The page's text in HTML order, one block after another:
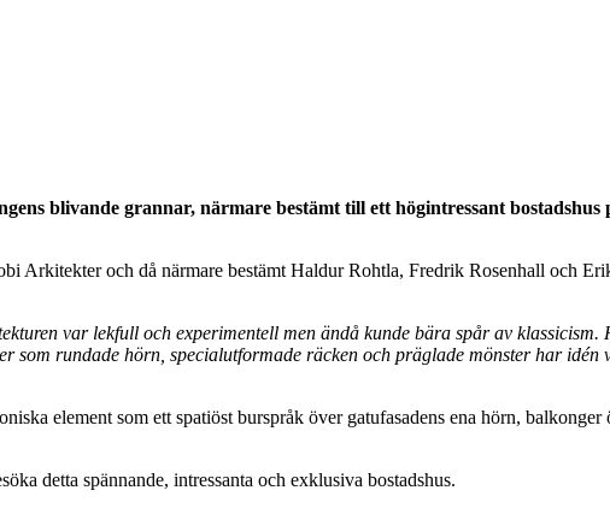
blivande grannar, närmare bestämt till ett högintressant bostadshus
och då närmare bestämt Haldur Rohtla, Fredrik Rosenhall och
var lekfull och experimentell men ändå kunde bära spår av
rundade hörn, specialutformade räcken och präglade mönster har idén
element som ett spatiöst burspråk över gatufasadens ena hörn,
detta spännande, intressanta och exklusiva bostadshus.